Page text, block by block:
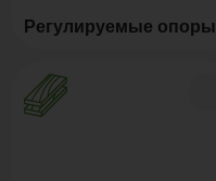
Регулируемые опоры